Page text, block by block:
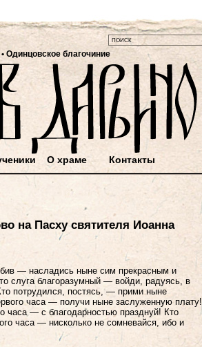
Одинцовское благочиние
О храме Контакты
на Пасху святителя Иоанна
— насладись ныне сим прекрасным и
слуга благоразумный — войди, радуясь, в
потрудился, постясь, — прими ныне
часа — получи ныне заслуженную плату!
часа — с благодарностью празднуй! Кто
часа — нисколько не сомневайся, ибо и